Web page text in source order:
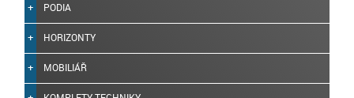
PODIA
HORIZONTY
MOBILIÁŘ